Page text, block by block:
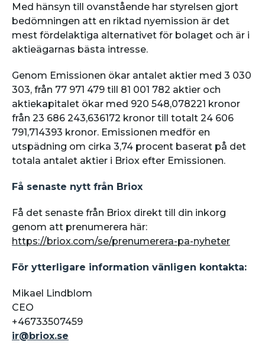
Med hänsyn till ovanstående har styrelsen gjort
bedömningen att en riktad nyemission är det
mest fördelaktiga alternativet för bolaget och är i
aktieägarnas bästa intresse.
Genom Emissionen ökar antalet aktier med 3 030
303, från 77 971 479 till 81 001 782 aktier och
aktiekapitalet ökar med 920 548,078221 kronor
från 23 686 243,636172 kronor till totalt 24 606
791,714393 kronor. Emissionen medför en
utspädning om cirka 3,74 procent baserat på det
totala antalet aktier i Briox efter Emissionen.
Få senaste nytt från Briox
Få det senaste från Briox direkt till din inkorg
genom att prenumerera här:
https://briox.com/se/prenumerera-pa-nyheter
För ytterligare information vänligen kontakta:
Mikael Lindblom
CEO
+46733507459
ir@briox.se